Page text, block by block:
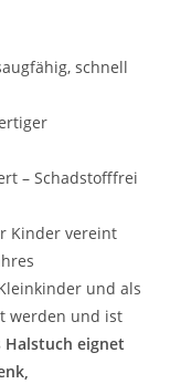
schnell
– Schadstofffrei
Kinder vereint
und als
werden und ist
Halstuch eignet